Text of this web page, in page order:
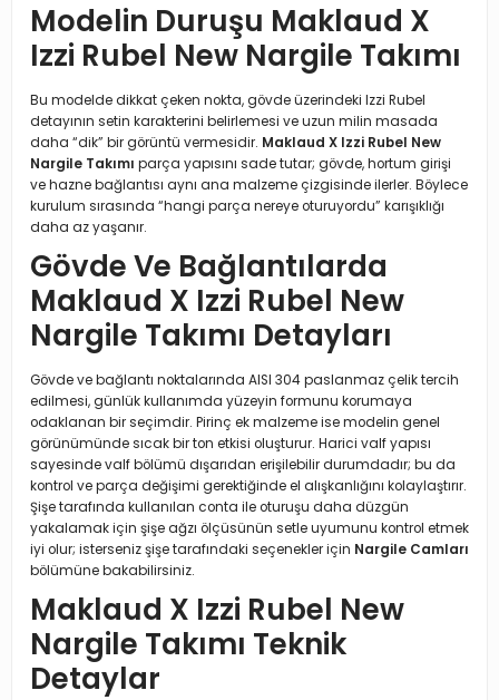
Modelin Duruşu Maklaud X
Izzi Rubel New Nargile Takımı
Bu modelde dikkat çeken nokta, gövde üzerindeki Izzi Rubel
detayının setin karakterini belirlemesi ve uzun milin masada
daha “dik” bir görüntü vermesidir. Maklaud X Izzi Rubel New
Nargile Takımı parça yapısını sade tutar; gövde, hortum girişi
ve hazne bağlantısı aynı ana malzeme çizgisinde ilerler. Böylece
kurulum sırasında “hangi parça nereye oturuyordu” karışıklığı
daha az yaşanır.
Gövde Ve Bağlantılarda
Maklaud X Izzi Rubel New
Nargile Takımı Detayları
Gövde ve bağlantı noktalarında AISI 304 paslanmaz çelik tercih
edilmesi, günlük kullanımda yüzeyin formunu korumaya
odaklanan bir seçimdir. Pirinç ek malzeme ise modelin genel
görünümünde sıcak bir ton etkisi oluşturur. Harici valf yapısı
sayesinde valf bölümü dışarıdan erişilebilir durumdadır; bu da
kontrol ve parça değişimi gerektiğinde el alışkanlığını kolaylaştırır.
Şişe tarafında kullanılan conta ile oturuşu daha düzgün
yakalamak için şişe ağzı ölçüsünün setle uyumunu kontrol etmek
iyi olur; isterseniz şişe tarafındaki seçenekler için Nargile Camları
bölümüne bakabilirsiniz.
Maklaud X Izzi Rubel New
Nargile Takımı Teknik
Detaylar